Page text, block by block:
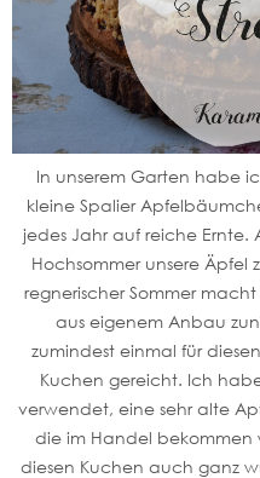
In unserem Garten habe
kleine Spalier
jedes Jahr auf reiche
Hochsommer unsere Äpfel
regnerischer Sommer
aus eigenem Anbau
zumindest einmal für
Kuchen gereicht. Ich
verwendet, eine sehr alte
die im Handel bekommen
diesen Kuchen auch ganz